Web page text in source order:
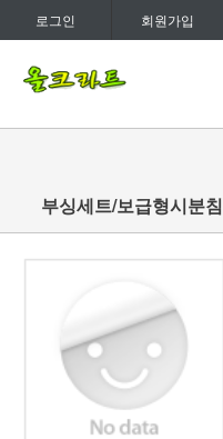
로그인 회원가입
부싱세트/보급형시분